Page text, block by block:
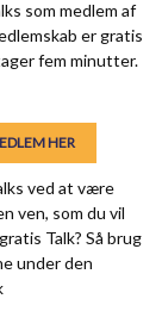
som medlem af
er gratis
fem minutter.
HER
ved at være
ven, som du vil
Talk? Så brug
under den